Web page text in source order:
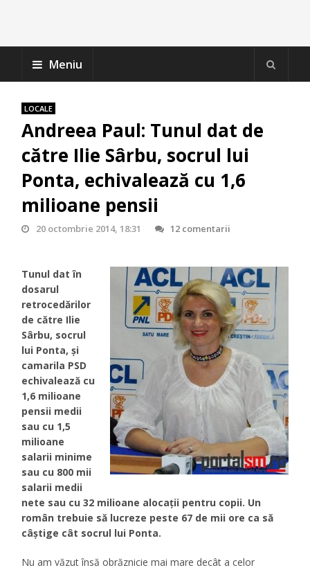
Meniu
LOCALE
Andreea Paul: Tunul dat de
către Ilie Sârbu, socrul lui
Ponta, echivalează cu 1,6
milioane pensii
20 octombrie 2014, 18:31 12 comentarii
Tunul dat în
dosarul
retrocedărilor
de către Ilie
Sârbu, socrul
lui Ponta, și
camarila PSD
echivalează cu
1,6 milioane
pensii medii
sau cu 1,5
milioane
salarii minime
sau cu 800 mii
salarii medii
nete sau cu 32 milioane alocații pentru copii. Un
român trebuie să lucreze peste 67 de mii ore ca să
câștige cât socrul lui Ponta.
Nu am văzut însă obrăznicie mai mare decât a celor